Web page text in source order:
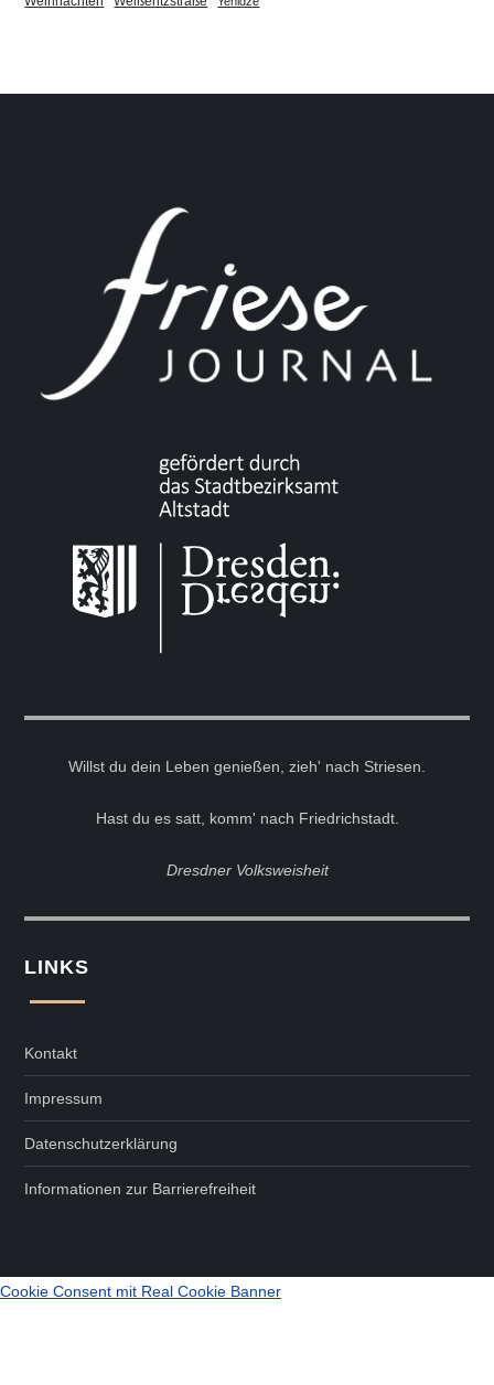
Willst du dein Leben genießen, zieh' nach Striesen.
Hast du es satt, komm' nach Friedrichstadt.
Dresdner Volksweisheit
LINKS
Kontakt
Impressum
Datenschutzerklärung
Informationen zur Barrierefreiheit
Cookie Consent mit Real Cookie Banner